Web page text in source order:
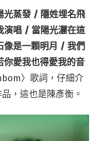
蒸發 / 隱姓埋名飛
演唱 / 當陽光灑在這
像是一顆明月 / 我們
愛我也得愛我的音
〉歌詞，仔細介
，這也是陳彥衡。